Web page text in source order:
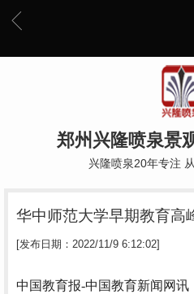
郑州兴隆喷泉景
兴隆喷泉20年专注
华中师范大学早期教育高
[发布日期：2022/11/9 6:12:02]
中国教育报-中国教育新闻网讯